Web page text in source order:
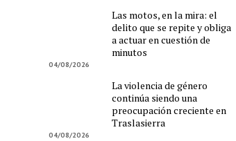
Las motos, en la mira: el
delito que se repite y obliga
a actuar en cuestión de
minutos
04/08/2026
La violencia de género
continúa siendo una
preocupación creciente en
Traslasierra
04/08/2026